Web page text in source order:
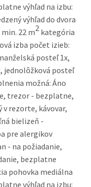
výhľad na izbu:
výhľad do dvora
min. 22 m2 kategória
izba počet izieb:
posteľ 1x,
jednolôžková posteľ
možná: Áno
trezor - bezplatne,
rezorte, kávovar,
bielizeň -
pre alergikov
- na požiadanie,
bezplatne
pohovka mediálna
výhľad na izbu: